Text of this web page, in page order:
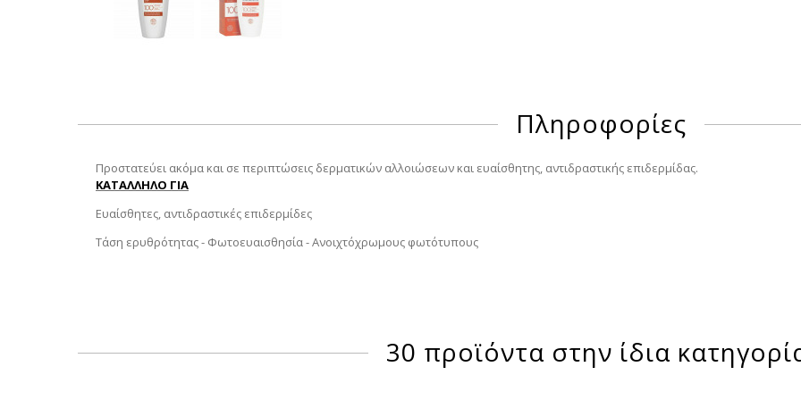
Πληροφορίες
Προστατεύει ακόμα και σε περιπτώσεις δερματικών αλλοιώσεων και ευαίσθητης, αντιδραστικής επιδερμίδας.
ΚΑΤΑΛΛΗΛΟ ΓΙΑ
Ευαίσθητες, αντιδραστικές επιδερμίδες
Τάση ερυθρότητας - Φωτοευαισθησία - Ανοιχτόχρωμους φωτότυπους
30 προϊόντα στην ίδια